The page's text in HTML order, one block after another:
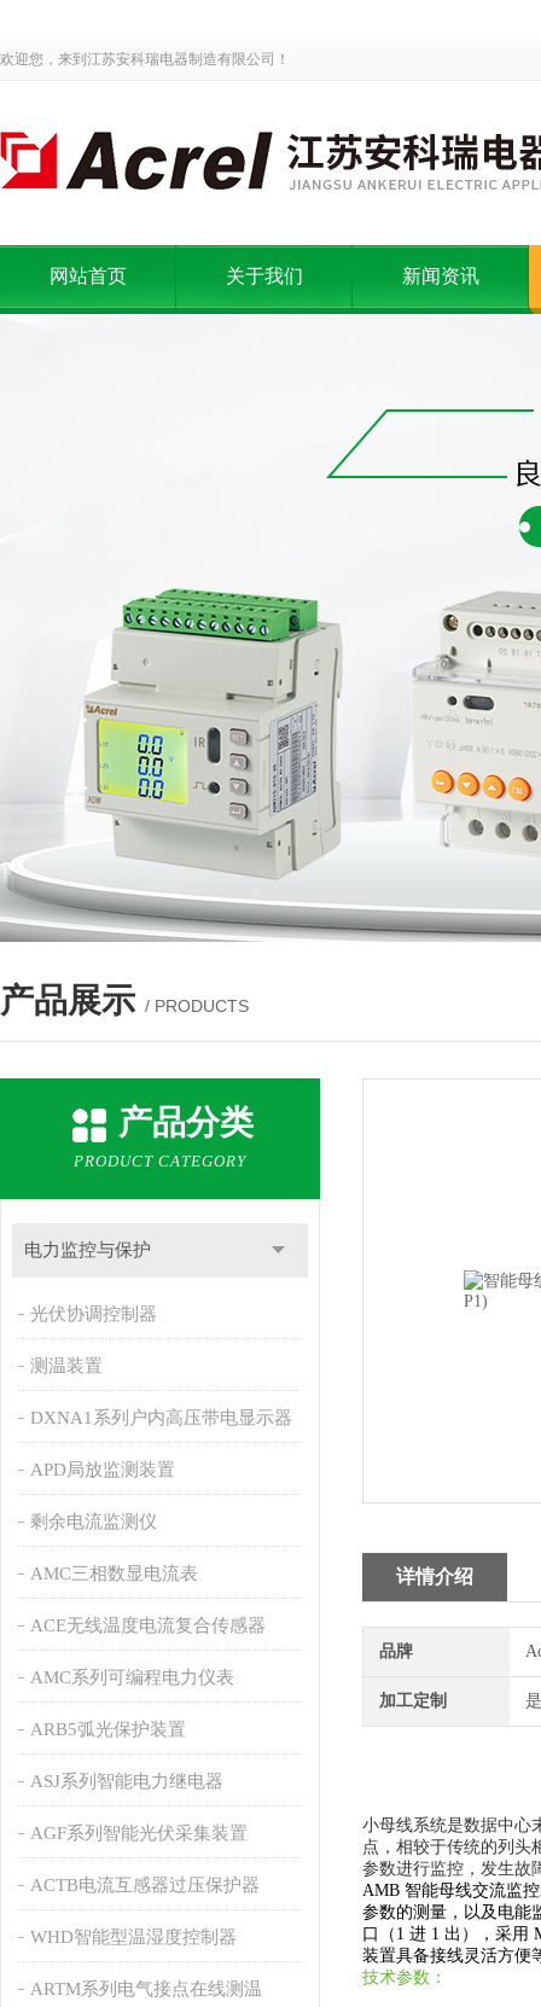
欢迎您，来到江苏安科瑞电器制造有限公司！
网站首页 关于我们 新闻资讯
产品展示 / PRODUCTS
产品分类
PRODUCT CATEGORY
电力监控与保护
光伏协调控制器
测温装置
DXNA1系列户内高压带电显示器
APD局放监测装置
剩余电流监测仪
AMC三相数显电流表
ACE无线温度电流复合传感器
AMC系列可编程电力仪表
ARB5弧光保护装置
ASJ系列智能电力继电器
AGF系列智能光伏采集装置
ACTB电流互感器过压保护器
WHD智能型温湿度控制器
ARTM系列电气接点在线测温
详情介绍
品牌
加工定制
小母线系统是数据中心
点，相较于传统的列头
参数进行监控，发生故
AMB 智能母线交流监
参数的测量，以及电能
口（1 进 1 出），采用
装置具备接线灵活方便
技术参数：